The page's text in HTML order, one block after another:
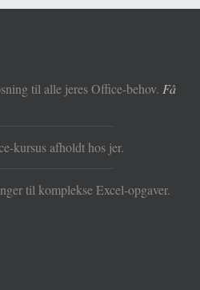
til alle jeres Office-behov. Få
kursus afholdt hos jer.
til komplekse Excel-opgaver.